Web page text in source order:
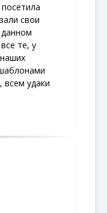
свои
те, у
удаки